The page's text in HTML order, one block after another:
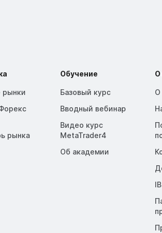
рынка
Обучение
Базовый курс
Вводный вебинар
Видео курс
MetaTrader4
Об академии
О
О